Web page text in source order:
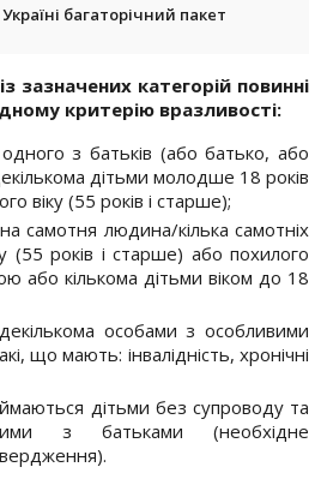
багаторічний пакет
зазначених категорій повинні
критерію вразливості:
з батьків (або батько, або
дітьми молодше 18 років
віку (55 років і старше);
самотня людина/кілька самотніх
(55 років і старше) або похилого
або кількома дітьми віком до 18
особами з особливими
що мають: інвалідність, хронічні
дітьми без супроводу та
з батьками (необхідне